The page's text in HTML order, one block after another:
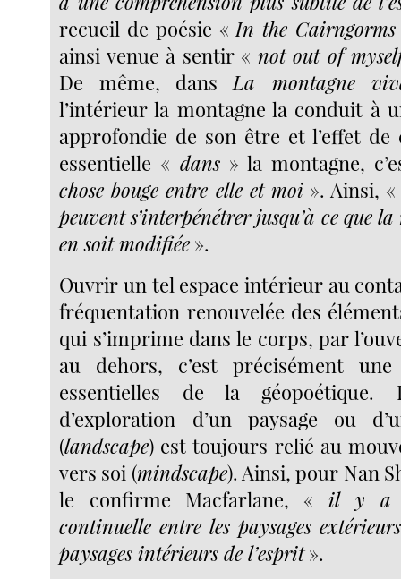
recueil de poésie « In the Cairngorms
ainsi venue à sentir « not out of
De même, dans La montagne
l’intérieur la montagne la conduit à
approfondie de son être et l’effet de
essentielle « dans» la montagne,
chose bouge entre elle et moi». Ainsi,
peuvent s’interpénétrer jusqu’à ce que
en soit modifiée ».
Ouvrir un tel espace intérieur au
fréquentation renouvelée des
qui s’imprime dans le corps, par
au dehors, c’est précisément
essentielles de la géopoétique.
d’exploration d’un paysage ou
(landscape) est toujours relié au
vers soi (mindscape). Ainsi, pour Nan
le confirme Macfarlane, « il y a
continuelle entre les paysages
paysages intérieurs de l’esprit».